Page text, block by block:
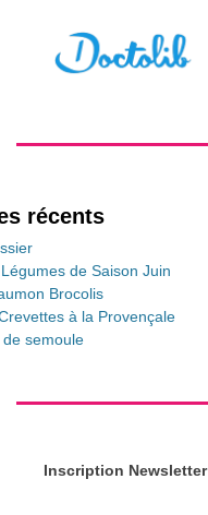
récents
de Saison Juin
Brocolis
à la Provençale
semoule
Inscription Newsletter